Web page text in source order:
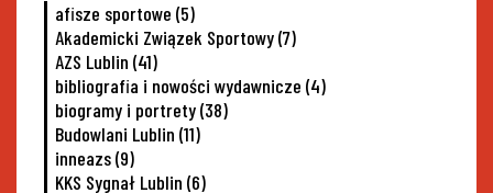
afisze sportowe (5)
Akademicki Związek Sportowy(7)
AZS Lublin (41)
bibliografia i nowości wydawnicze (4)
biogramy i portrety(38)
Budowlani Lublin (11)
inneazs(9)
KKS Sygnał Lublin (6)